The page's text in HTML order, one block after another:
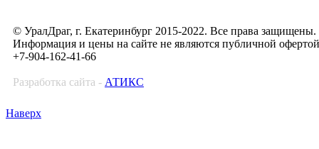
© УралДраг, г. Екатеринбург 2015-2022. Все права защищены.
Информация и цены на сайте не являются публичной офертой
+7-904-162-41-66
Разработка сайта - АТИКС
Наверх